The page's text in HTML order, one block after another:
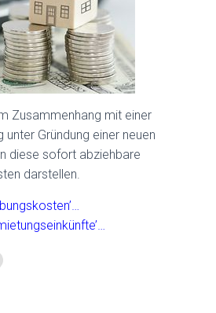
Zusammenhang mit einer
unter Gründung einer neuen
diese sofort abziehbare
darstellen.